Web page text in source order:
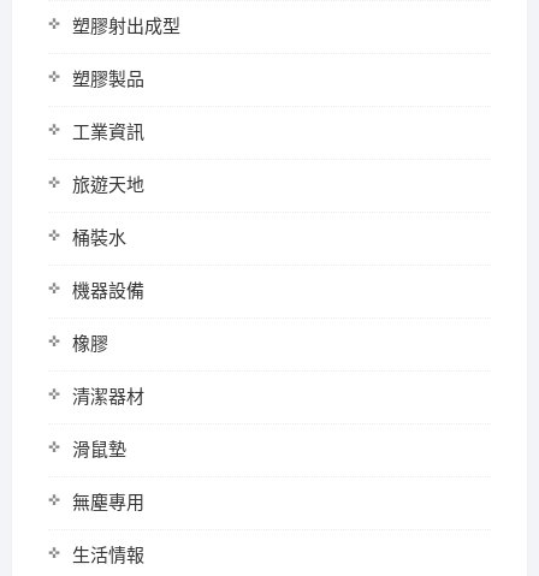
塑膠射出成型
塑膠製品
工業資訊
旅遊天地
桶裝水
機器設備
橡膠
清潔器材
滑鼠墊
無塵專用
生活情報